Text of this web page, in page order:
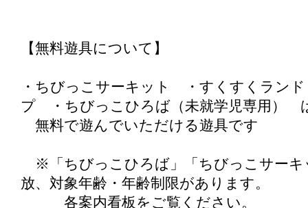
【無料遊具について】
・ちびっこサーキット ・すくすくラン
プ ・ちびっこひろば（未就学児専用）
無料で遊んでいただける遊具です
※「ちびっこひろば」「ちびっこサーキ
放、対象年齢・年齢制限があります。
各案内看板をご覧ください。